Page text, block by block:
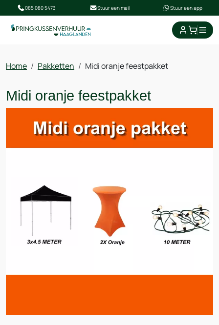
085 080 5473 Stuur een mail Stuur een app
Home Pakketten Midi oranje feestpakket
Midi oranje feestpakket